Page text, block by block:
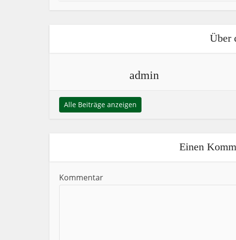
Über
admin
Alle Beiträge anzeigen
Einen
Kommentar